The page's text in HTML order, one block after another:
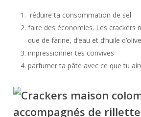
réduire ta consommation de sel
faire des économies. Les crackers
que de farine, d’eau et d’huile
impressionner tes convives
parfumer ta pâte avec ce que tu